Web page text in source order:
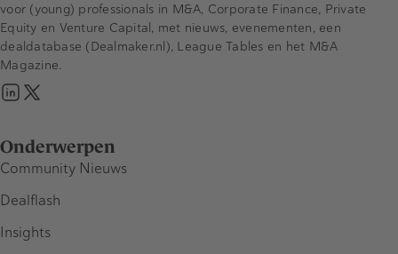
Onderwerpen
Community Nieuws
Dealflash
Insights
voor (young) professionals in M&A, Corporate Finance, Private
Equity en Venture Capital, met nieuws, evenementen, een
dealdatabase (Dealmaker.nl), League Tables en het M&A
Magazine.